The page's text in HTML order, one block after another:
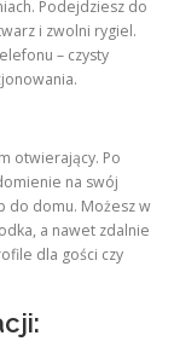
Podejdziesz do
i zwolni rygiel.
– czysty
otwierający. Po
na swój
do domu. Możesz w
a nawet zdalnie
dla gości czy